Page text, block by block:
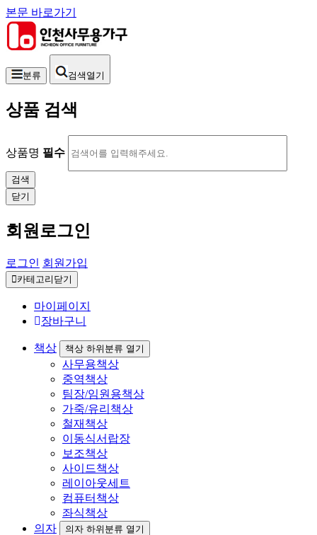
본문 바로가기
분류 검색열기
상품 검색
상품명 필수
닫기
회원로그인
로그인 회원가입
카테고리닫기
마이페이지
장바구니
책상 책상 하위분류 열기
사무용책상
중역책상
팀장/임원용책상
가죽/유리책상
철재책상
이동식서랍장
보조책상
사이드책상
레이아웃세트
컴퓨터책상
좌식책상
의자
의자 하위분류 열기